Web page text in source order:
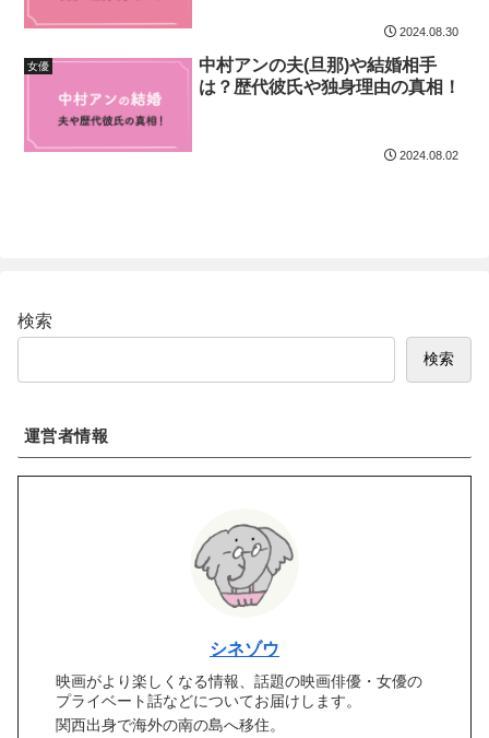
2024.08.30
女優
中村アンの夫(旦那)や結婚相手
は？歴代彼氏や独身理由の真相！
2024.08.02
検索
検索
運営者情報
シネゾウ
映画がより楽しくなる情報、話題の映画俳優・女優の
プライベート話などについてお届けします。
関西出身で海外の南の島へ移住。